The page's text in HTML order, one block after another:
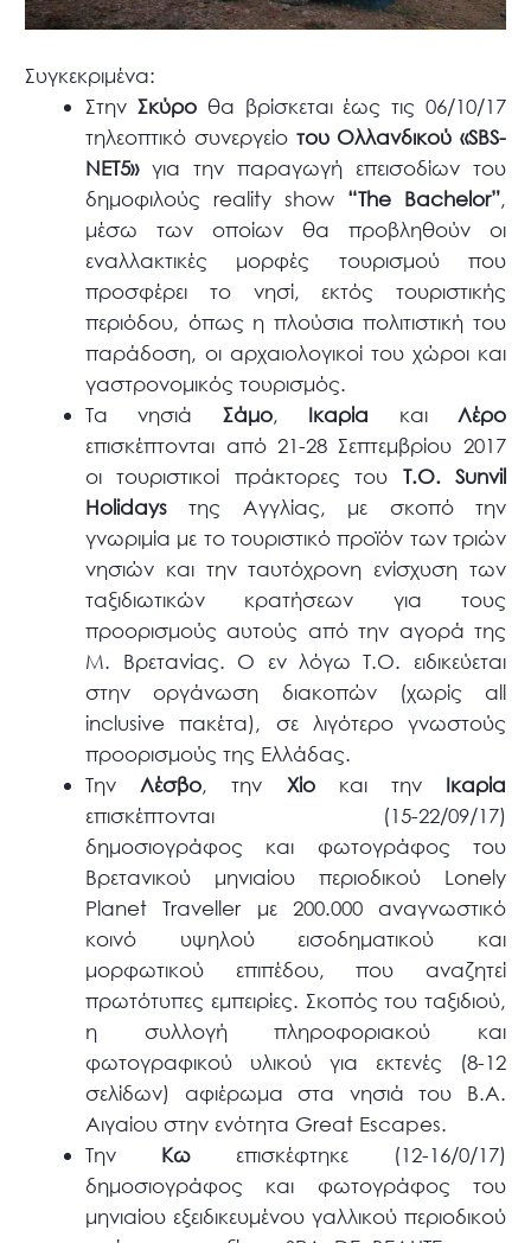
Συγκεκριμένα:
Στην Σκύροθα βρίσκεται έως τις 06/10/17
τηλεοπτικό συνεργείο του Ολλανδικού «SBS-
NET5»για την παραγωγή επεισοδίων του
δημοφιλούς reality show “The Bachelor”,
μέσω των οποίων θα προβληθούν οι
εναλλακτικές μορφές τουρισμού που
προσφέρει το νησί, εκτός τουριστικής
περιόδου, όπως η πλούσια πολιτιστική του
παράδοση, οι αρχαιολογικοί του χώροι και
γαστρονομικός τουρισμός.
Τα νησιά Σάμο, Ικαρία και Λέρο
επισκέπτονται από 21-28 Σεπτεμβρίου 2017
οι τουριστικοί πράκτορες του Τ.Ο. Sunvil
Holidays της Αγγλίας, με σκοπό την
γνωριμία με το τουριστικό προϊόν των τριών
νησιών και την ταυτόχρονη ενίσχυση των
ταξιδιωτικών κρατήσεων για τους
προορισμούς αυτούς από την αγορά της
Μ. Βρετανίας. Ο εν λόγω Τ.Ο. ειδικεύεται
στην οργάνωση διακοπών (χωρίς all
inclusive πακέτα), σε λιγότερο γνωστούς
προορισμούς της Ελλάδας.
ΤηνΛέσβο, την Χίοκαι την Ικαρία
επισκέπτονται (15-22/09/17)
δημοσιογράφος και φωτογράφος του
Βρετανικού μηνιαίου περιοδικού Lonely
Planet Traveller με 200.000 αναγνωστικό
κοινό υψηλού εισοδηματικού και
μορφωτικού επιπέδου, που αναζητεί
πρωτότυπες εμπειρίες. Σκοπός του ταξιδιού,
η συλλογή πληροφοριακού και
φωτογραφικού υλικού για εκτενές (8-12
σελίδων) αφιέρωμα στα νησιά του Β.Α.
Αιγαίου στην ενότητα Great Escapes.
Την Κω επισκέφτηκε (12-16/0/17)
δημοσιογράφος και φωτογράφος του
μηνιαίου εξειδικευμένου γαλλικού περιοδικού